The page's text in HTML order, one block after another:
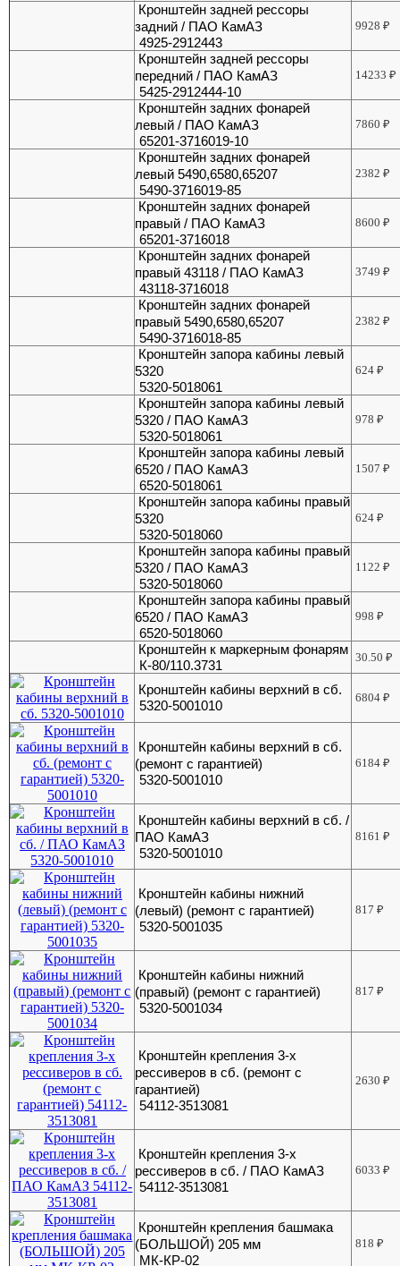
Кронштейн задней рессоры
задний / ПАО КамАЗ
4925-2912443
9928₽
Кронштейн задней рессоры
передний / ПАО КамАЗ
5425-2912444-10
14233₽
Кронштейн задних фонарей
левый / ПАО КамАЗ
65201-3716019-10
7860₽
Кронштейн задних фонарей
левый 5490,6580,65207
5490-3716019-85
2382₽
Кронштейн задних фонарей
правый / ПАО КамАЗ
65201-3716018
8600₽
Кронштейн задних фонарей
правый 43118 / ПАО КамАЗ
43118-3716018
3749₽
Кронштейн задних фонарей
правый 5490,6580,65207
5490-3716018-85
2382₽
Кронштейн запора кабины левый
5320
5320-5018061
624₽
Кронштейн запора кабины левый
5320 / ПАО КамАЗ
5320-5018061
978₽
Кронштейн запора кабины левый
6520 / ПАО КамАЗ
6520-5018061
1507₽
Кронштейн запора кабины правый
5320
5320-5018060
624₽
Кронштейн запора кабины правый
5320 / ПАО КамАЗ
5320-5018060
1122₽
Кронштейн запора кабины правый
6520 / ПАО КамАЗ
6520-5018060
998₽
Кронштейн к маркерным фонарям
К-80/110.3731
30.50₽
Кронштейн кабины верхний в сб.
5320-5001010
6804₽
Кронштейн кабины верхний в сб.
(ремонт с гарантией)
5320-5001010
6184₽
Кронштейн кабины верхний в сб. /
ПАО КамАЗ
5320-5001010
8161₽
Кронштейн кабины нижний
(левый) (ремонт с гарантией)
5320-5001035
817₽
Кронштейн кабины нижний
(правый) (ремонт с гарантией)
5320-5001034
817₽
Кронштейн крепления 3-х
рессиверов в сб. (ремонт с
гарантией)
54112-3513081
2630₽
Кронштейн крепления 3-х
рессиверов в сб. / ПАО КамАЗ
54112-3513081
6033₽
Кронштейн крепления башмака
(БОЛЬШОЙ) 205 мм
МК-КР-02
818₽